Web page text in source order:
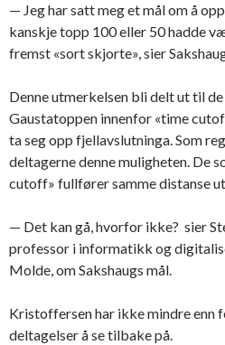
— Jeg har satt meg et mål om å
kanskje topp 100 eller 50 hadde
fremst «sort skjorte», sier
Denne utmerkelsen bli delt ut til
Gaustatoppen innenfor «time
ta seg opp fjellavslutninga. Som
deltagerne denne muligheten. De
cutoff» fullfører samme distanse
— Det kan gå, hvorfor ikke? sier
professor i informatikk og
Molde, om Sakshaugs mål.
Kristoffersen har ikke mindre enn
deltagelser å se tilbake på.